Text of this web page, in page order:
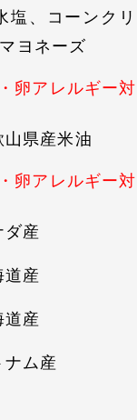
ーンクリ
ヨネーズ
卵アレルギー
産米油
卵アレルギー
産
産
産
産